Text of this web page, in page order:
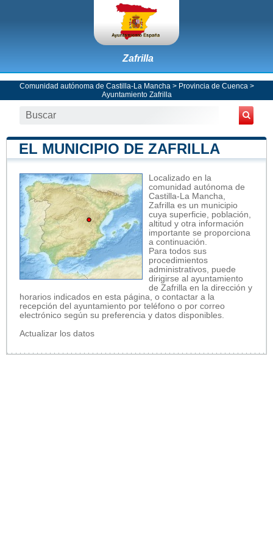
Zafrilla
Comunidad autónoma de Castilla-La Mancha > Provincia de Cuenca >
Ayuntamiento Zafrilla
EL MUNICIPIO DE ZAFRILLA
Localizado en la
comunidad autónoma de
Castilla-La Mancha,
Zafrilla es un municipio
cuya superficie, población,
altitud y otra información
importante se proporciona
a continuación.
Para todos sus
procedimientos
administrativos, puede
dirigirse al ayuntamiento
de Zafrilla en la dirección y
horarios indicados en esta página, o contactar a la
recepción del ayuntamiento por teléfono o por correo
electrónico según su preferencia y datos disponibles.
Actualizar los datos